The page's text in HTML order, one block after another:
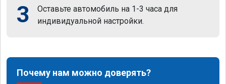
3
Оставьте автомобиль на 1-3 часа для
индивидуальной настройки.
Почему нам можно доверять?